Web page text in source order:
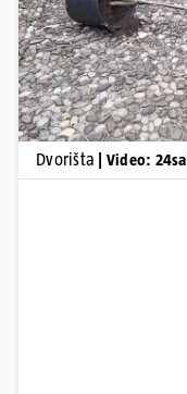
Dvorišta | Video: